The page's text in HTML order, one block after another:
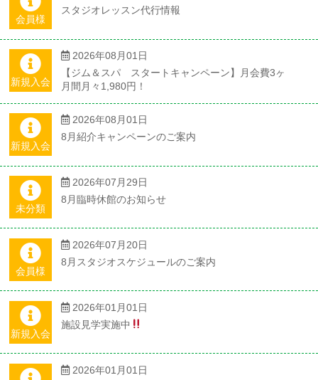
会員様
スタジオレッスン代行情報
新規入会
2026年08月01日
【ジム＆スパ スタートキャンペーン】月会費3ヶ
月間月々1,980円！
新規入会
2026年08月01日
8月紹介キャンペーンのご案内
未分類
2026年07月29日
8月臨時休館のお知らせ
会員様
2026年07月20日
8月スタジオスケジュールのご案内
新規入会
2026年01月01日
施設見学実施中
2026年01月01日